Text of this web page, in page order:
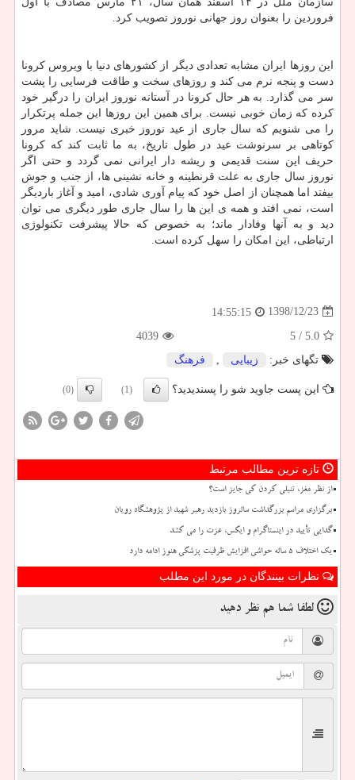
فروردین را بعنوان روز جهانی نوروز تصویب كرد.
این روزها ایران مشابه تعدادی دیگر از كشورهای دنیا با ویروس كرونا
دست و پنجه نرم می كند و روزهای سخت و طاقت فرسایی را پشت
سر می گذارد. به هر حال كرونا در آستانه نوروز ایران را درگیر خود
كرده كه زمان خوبی نیست. برای همین این روزها این جمله پرتكرار
را می شنویم كه سال جاری از عید نوروز خبری نیست. شاید مرور
كوتاهی بر سرنوشت عید در طول تاریخ، به ما ثابت كند كه كرونا
حریف این سنت قدیمی و ریشه دار ایرانی نمی گردد و حتی اگر
نوروز سال جاری به علت قرنطینه و خانه نشینی ها، از جنب و جوش
بیفتد اما همچنان از اصل خود كه پیام آوری شادی، امید و آغاز باردیگر
است، نمی افتد و همه ی این ها را سال جاری طور دیگری می توان
دید و به آنها وفادار ماند؛ به خصوص كه حالا پیشرفت تكنولوژی
ارتباطی، این امكان را سهل كرده است.
1398/12/23
14:55:15
5.0
/ 5
4039
تگهای خبر:
زیبایی فرهنگ
این پست جاوید شو را پسندیدید؟ (1)
(0)
تازه ترین مطالب مرتبط
از نظر مغز، تنبلی کردن کی جایز است؟
برگزاری مراسم بزرگداشت سالروز بازدید رهبر شهید از پژوهشگاه رویان
گدایی تأیید در اینستاگرام و ایکس، عزت را می کشد
یک اختلاف ۵ ساله حواشی افزایش ظرفیت پزشکی هنوز ادامه دارد
نظرات بینندگان در مورد این مطلب
لطفا شما هم نظر دهید